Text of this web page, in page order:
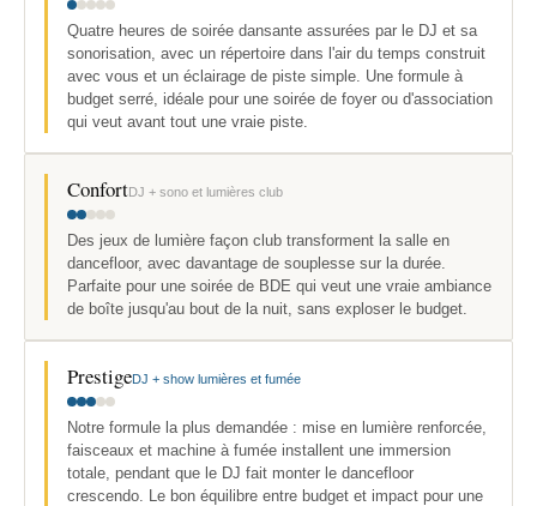
Quatre heures de soirée dansante assurées par le DJ et sa
sonorisation, avec un répertoire dans l'air du temps construit
avec vous et un éclairage de piste simple. Une formule à
budget serré, idéale pour une soirée de foyer ou d'association
qui veut avant tout une vraie piste.
ConfortDJ + sono et lumières club
Des jeux de lumière façon club transforment la salle en
dancefloor, avec davantage de souplesse sur la durée.
Parfaite pour une soirée de BDE qui veut une vraie ambiance
de boîte jusqu'au bout de la nuit, sans exploser le budget.
PrestigeDJ + show lumières et fumée
Notre formule la plus demandée : mise en lumière renforcée,
faisceaux et machine à fumée installent une immersion
totale, pendant que le DJ fait monter le dancefloor
crescendo. Le bon équilibre entre budget et impact pour une